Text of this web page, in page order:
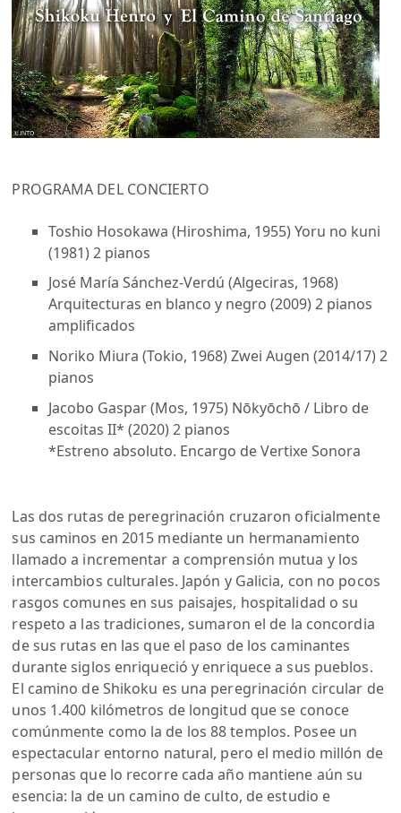
PROGRAMA DEL CONCIERTO
Toshio Hosokawa (Hiroshima, 1955) Yoru no kuni
(1981) 2 pianos
José María Sánchez-Verdú (Algeciras, 1968)
Arquitecturas en blanco y negro (2009) 2 pianos
amplificados
Noriko Miura (Tokio, 1968) Zwei Augen (2014/17) 2
pianos
Jacobo Gaspar (Mos, 1975) Nōkyōchō / Libro de
escoitas II* (2020) 2 pianos
*Estreno absoluto. Encargo de Vertixe Sonora
Las dos rutas de peregrinación cruzaron oficialmente
sus caminos en 2015 mediante un hermanamiento
llamado a incrementar a comprensión mutua y los
intercambios culturales. Japón y Galicia, con no pocos
rasgos comunes en sus paisajes, hospitalidad o su
respeto a las tradiciones, sumaron el de la concordia
de sus rutas en las que el paso de los caminantes
durante siglos enriqueció y enriquece a sus pueblos.
El camino de Shikoku es una peregrinación circular de
unos 1.400 kilómetros de longitud que se conoce
comúnmente como la de los 88 templos. Posee un
espectacular entorno natural, pero el medio millón de
personas que lo recorre cada año mantiene aún su
esencia: la de un camino de culto, de estudio e